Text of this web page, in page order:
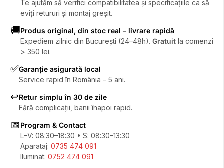
Te ajutăm să verifici compatibilitatea și specificațiile ca să
eviți retururi și montaj greșit.
🚚Produs original, din stoc real – livrare rapidă
Expediem zilnic din București (24–48h). Gratuit la comenzi
> 350 lei.
✅Garanție asigurată local
Service rapid în România – 5 ani.
↩️Retur simplu în 30 de zile
Fără complicații, banii înapoi rapid.
📅Program & Contact
L–V: 08:30–18:30 • S: 08:30–13:30
Aparataj: 0735 474 091
Iluminat: 0752 474 091